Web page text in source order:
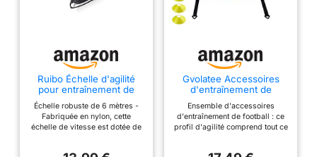
Ruibo Échelle d'agilité
pour entraînement de
Vitesse pour Football,
Soccer et Autres Sports -
Longueur : 6 m, 12
Échelle robuste de 6 mètres -
Fabriquée en nylon, cette
échelle de vitesse est dotée de
Gvolatee Accessoires
d'entraînement de
Coordination échelle
d'entraînement, échelles
de Coordination avec 12
Ensemble d'entraînement
Ensemble d'accessoires
d'entraînement de football : ce
profil d'agilité comprend tout ce